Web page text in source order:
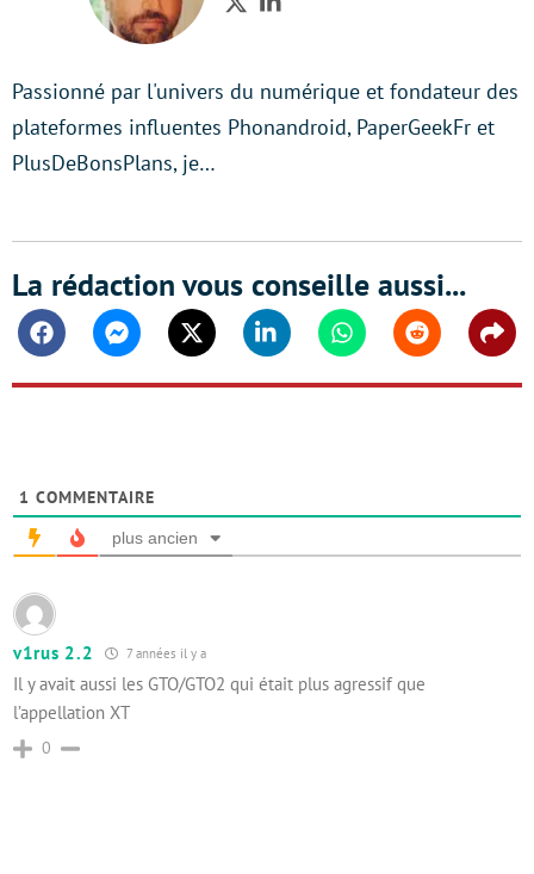
TwitterLinkedIn
Passionné par l'univers du numérique et fondateur des
plateformes influentes Phonandroid, PaperGeekFr et
PlusDeBonsPlans, je…
La rédaction vous conseille aussi...
FacebookMessengerTwitter Linkedin WhatsappReddit
1 COMMENTAIRE
plus ancien
v1rus 2.2 7 années il y a
Il y avait aussi les GTO/GTO2 qui était plus agressif que
l’appellation XT
0